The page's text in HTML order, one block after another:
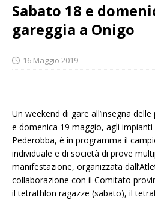
Sabato 18 e
gareggia a Onigo
16 Maggio 2019
Un weekend di gare all’insegna
e domenica 19 maggio, agli
Pederobba, è in programma il
individuale e di società di prove
manifestazione, organizzata
collaborazione con il Comitato
il tetrathlon ragazze (sabato), il